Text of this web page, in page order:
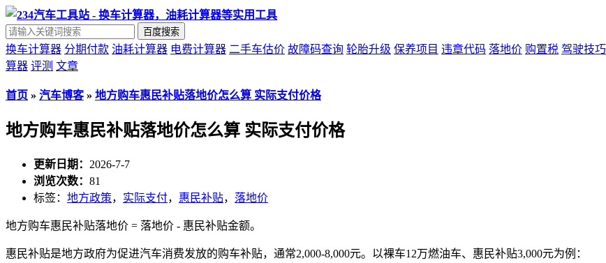
百度搜索
换车计算器 分期付款 油耗计算器 电费计算器 二手车估价 故障码查询 轮胎升级 保养项目 违章代码 落地价 购置税 驾驶技巧
算器 评测 文章
首页 » 汽车博客» 地方购车惠民补贴落地价怎么算 实际支付价格
地方购车惠民补贴落地价怎么算 实际支付价格
更新日期： 2026-7-7
浏览次数： 81
标签： 地方政策， 实际支付， 惠民补贴， 落地价
地方购车惠民补贴落地价 = 落地价 - 惠民补贴金额。
惠民补贴是地方政府为促进汽车消费发放的购车补贴，通常2,000-8,000元。以裸车12万燃油车、惠民补贴3,000元为例：